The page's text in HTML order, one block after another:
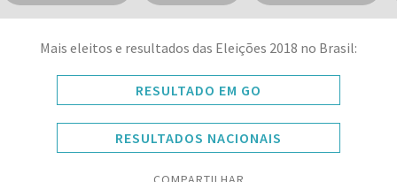
Mais eleitos e resultados das Eleições 2018 no Brasil:
RESULTADO EM GO
RESULTADOS NACIONAIS